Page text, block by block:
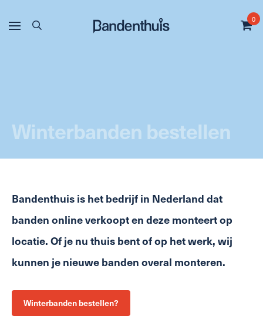
0
Winterbanden bestellen
Bandenthuis is het bedrijf in Nederland dat
banden online verkoopt en deze monteert op
locatie. Of je nu thuis bent of op het werk, wij
kunnen je nieuwe banden overal monteren.
Winterbanden bestellen?